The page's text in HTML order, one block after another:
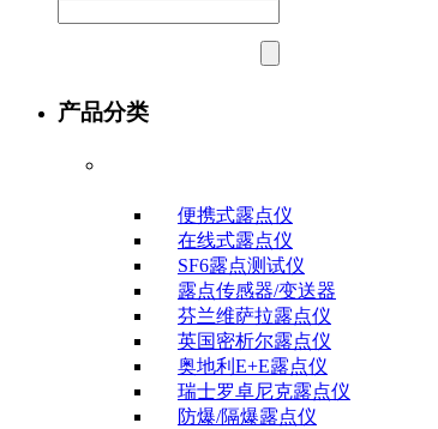
产品分类
便携式露点仪
在线式露点仪
SF6露点测试仪
露点传感器/变送器
芬兰维萨拉露点仪
英国密析尔露点仪
奥地利E+E露点仪
瑞士罗卓尼克露点仪
防爆/隔爆露点仪